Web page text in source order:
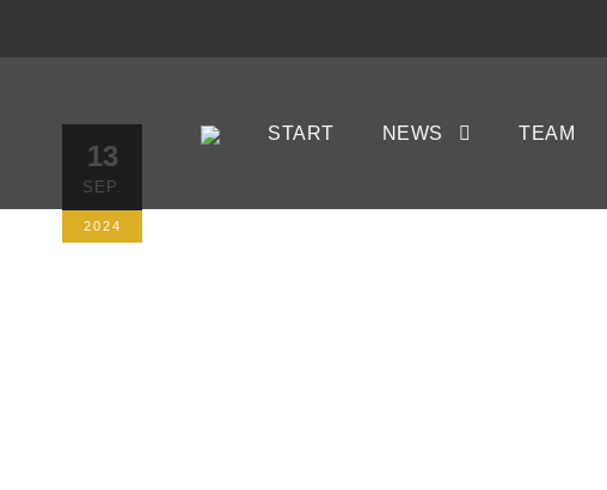
START NEWS TEAM
13
SEP.
2024
Hart
Aufsteiger